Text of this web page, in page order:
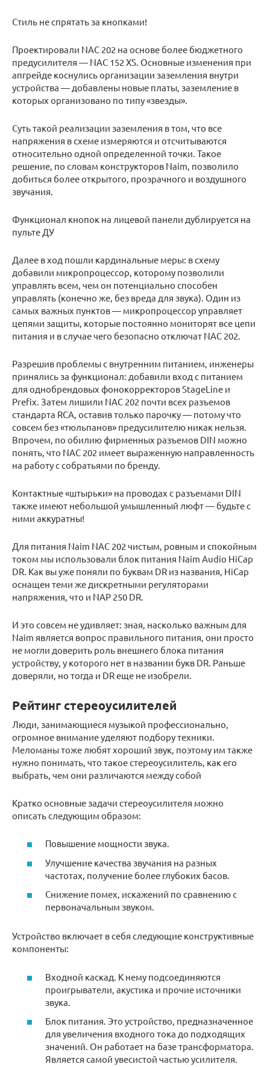
Стиль не спрятать за кнопками!
Проектировали NAC 202 на основе более бюджетного
предусилителя — NAC 152 XS. Основные изменения при
апгрейде коснулись организации заземления внутри
устройства — добавлены новые платы, заземление в
которых организовано по типу «звезды».
Суть такой реализации заземления в том, что все
напряжения в схеме измеряются и отсчитываются
относительно одной определенной точки. Такое
решение, по словам конструкторов Naim, позволило
добиться более открытого, прозрачного и воздушного
звучания.
Функционал кнопок на лицевой панели дублируется на
пульте ДУ
Далее в ход пошли кардинальные меры: в схему
добавили микропроцессор, которому позволили
управлять всем, чем он потенциально способен
управлять (конечно же, без вреда для звука). Один из
самых важных пунктов — микропроцессор управляет
цепями защиты, которые постоянно мониторят все цепи
питания и в случае чего безопасно отключат NAC 202.
Разрешив проблемы с внутренним питанием, инженеры
принялись за функционал: добавили вход с питанием
для однобрендовых фонокорректоров StageLine и
Prefix. Затем лишили NAC 202 почти всех разъемов
стандарта RCA, оставив только парочку — потому что
совсем без «тюльпанов» предусилителю никак нельзя.
Впрочем, по обилию фирменных разъемов DIN можно
понять, что NAC 202 имеет выраженную направленность
на работу с собратьями по бренду.
Контактные «штырьки» на проводах с разъемами DIN
также имеют небольшой умышленный люфт — будьте с
ними аккуратны!
Для питания Naim NAC 202 чистым, ровным и спокойным
током мы использовали блок питания Naim Audio HiCap
DR. Как вы уже поняли по буквам DR из названия, HiCap
оснащен теми же дискретными регуляторами
напряжения, что и NAP 250 DR.
И это совсем не удивляет: зная, насколько важным для
Naim является вопрос правильного питания, они просто
не могли доверить роль внешнего блока питания
устройству, у которого нет в названии букв DR. Раньше
доверяли, но тогда и DR еще не изобрели.
Рейтинг стереоусилителей
Люди, занимающиеся музыкой профессионально,
огромное внимание уделяют подбору техники.
Меломаны тоже любят хороший звук, поэтому им также
нужно понимать, что такое стереоусилитель, как его
выбрать, чем они различаются между собой
Кратко основные задачи стереоусилителя можно
описать следующим образом:
Повышение мощности звука.
Улучшение качества звучания на разных
частотах, получение более глубоких басов.
Снижение помех, искажений по сравнению с
первоначальным звуком.
Устройство включает в себя следующие конструктивные
компоненты:
Входной каскад. К нему подсоединяются
проигрыватели, акустика и прочие источники
звука.
Блок питания. Это устройство, предназначенное
для увеличения входного тока до подходящих
значений. Он работает на базе трансформатора.
Является самой увесистой частью усилителя.